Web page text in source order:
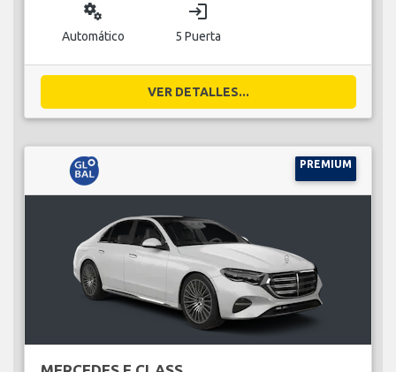
miscellaneous_services
Automático
login
5 Puerta
VER DETALLES...
PREMIUM